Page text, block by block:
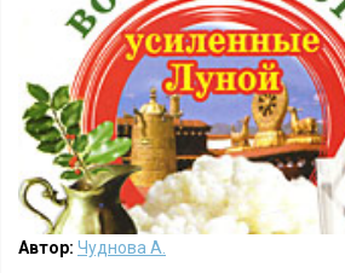
Автор: Чуднова А.